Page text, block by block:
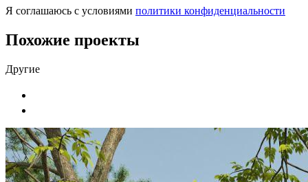
Я соглашаюсь с условиями политики конфиденциальности
Похожие проекты
Другие
Онлайн · ответим за 5 минут
в рабочее время